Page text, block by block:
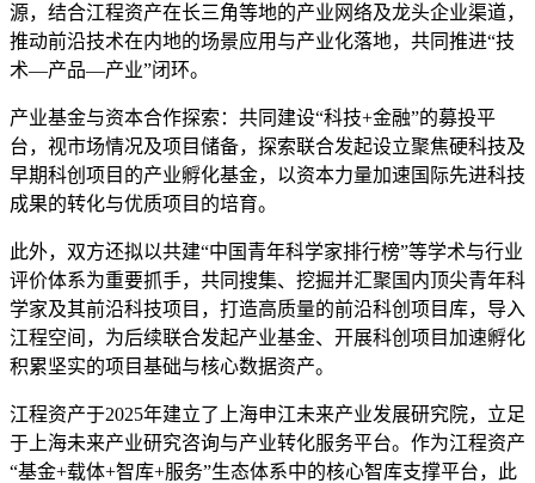
源，结合江程资产在长三角等地的产业网络及龙头企业渠道，
推动前沿技术在内地的场景应用与产业化落地，共同推进“技
术—产品—产业”闭环。
产业基金与资本合作探索：共同建设“科技+金融”的募投平
台，视市场情况及项目储备，探索联合发起设立聚焦硬科技及
早期科创项目的产业孵化基金，以资本力量加速国际先进科技
成果的转化与优质项目的培育。
此外，双方还拟以共建“中国青年科学家排行榜”等学术与行业
评价体系为重要抓手，共同搜集、挖掘并汇聚国内顶尖青年科
学家及其前沿科技项目，打造高质量的前沿科创项目库，导入
江程空间，为后续联合发起产业基金、开展科创项目加速孵化
积累坚实的项目基础与核心数据资产。
江程资产于2025年建立了上海申江未来产业发展研究院，立足
于上海未来产业研究咨询与产业转化服务平台。作为江程资产
“基金+载体+智库+服务”生态体系中的核心智库支撑平台，此